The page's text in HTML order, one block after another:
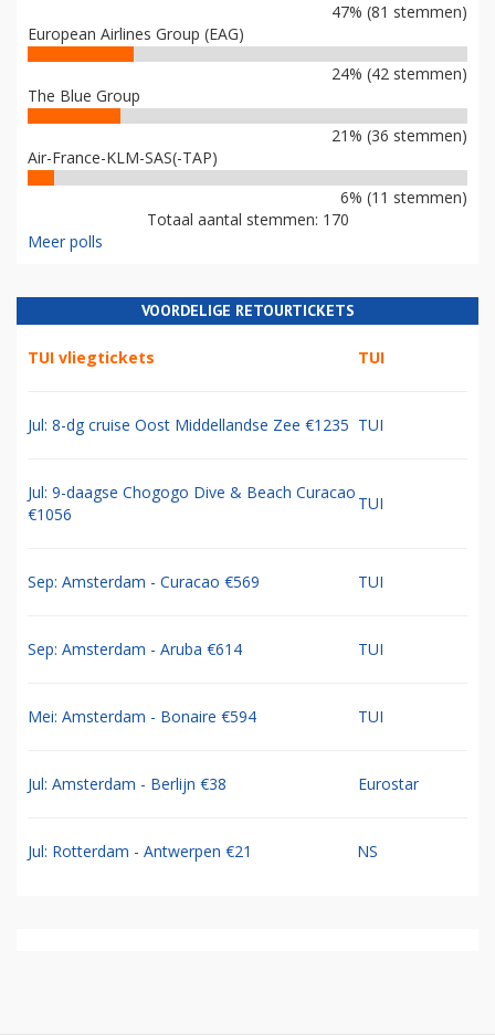
47% (81 stemmen)
European Airlines Group (EAG)
24% (42 stemmen)
The Blue Group
21% (36 stemmen)
Air-France-KLM-SAS(-TAP)
6% (11 stemmen)
Totaal aantal stemmen: 170
Meer polls
VOORDELIGE RETOURTICKETS
TUI vliegtickets TUI
Jul: 8-dg cruise Oost Middellandse Zee €1235 TUI
Jul: 9-daagse Chogogo Dive & Beach Curacao
€1056
TUI
Sep: Amsterdam - Curacao €569 TUI
Sep: Amsterdam - Aruba €614 TUI
Mei: Amsterdam - Bonaire €594 TUI
Jul: Amsterdam - Berlijn €38 Eurostar
Jul: Rotterdam - Antwerpen €21 NS